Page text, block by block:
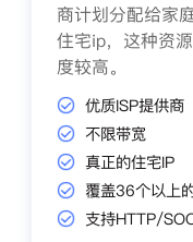
商计划分配给家
住宅ip，这种资
度较高。
优质ISP提供商
不限带宽
真正的住宅IP
覆盖36个以上
支持HTTP/